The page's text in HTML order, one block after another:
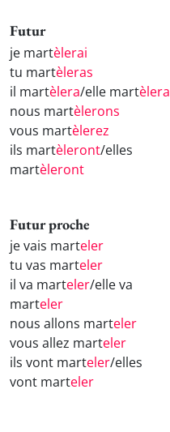
Futur
je martèlerai
tu martèleras
il martèlera/elle martèlera
nous martèlerons
vous martèlerez
ils martèleront/elles
martèleront
Futur proche
je vais marteler
tu vas marteler
il va marteler/elle va
marteler
nous allons marteler
vous allez marteler
ils vont marteler/elles
vont marteler